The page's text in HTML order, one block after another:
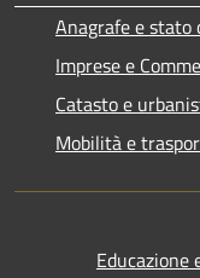
Anagrafe e stato
Imprese e
Catasto e
Mobilità e
Educazione